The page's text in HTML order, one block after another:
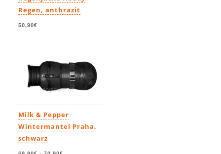
Regen, anthrazit
50,90€
Milk & Pepper
Wintermantel Praha,
schwarz